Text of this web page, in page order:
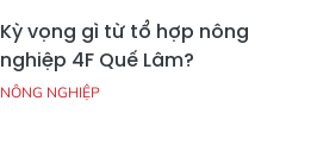
Kỳ vọng gì từ tổ hợp nông
nghiệp 4F Quế Lâm?
NÔNG NGHIỆP